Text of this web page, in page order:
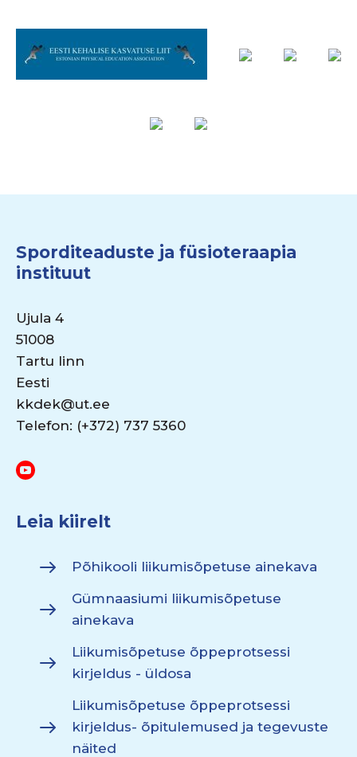
Sporditeaduste ja füsioteraapia
instituut
Ujula 4
51008
Tartu linn
Eesti
kkdek@ut.ee
Telefon: (+372) 737 5360
Leia kiirelt
Põhikooli liikumisõpetuse ainekava
Gümnaasiumi liikumisõpetuse
ainekava
Liikumisõpetuse õppeprotsessi
kirjeldus - üldosa
Liikumisõpetuse õppeprotsessi
kirjeldus- õpitulemused ja tegevuste
näited